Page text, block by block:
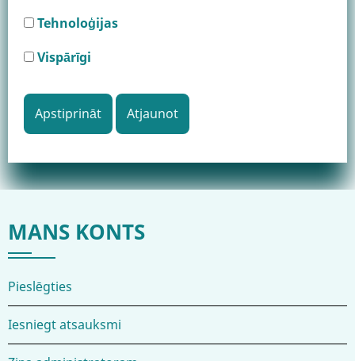
Tehnoloģijas
Vispārīgi
MANS KONTS
Pieslēgties
Iesniegt atsauksmi